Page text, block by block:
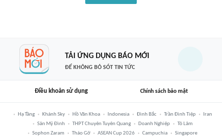
TẢI ỨNG DỤNG BÁO MỚI
ĐỂ KHÔNG BỎ SÓT TIN TỨC
Điều khoản sử dụng Chính sách bảo mật
Hạ Tầng Khánh Sky Hồ Văn Khoa Indonesia Đình Bắc Trần Đình Tiệp
Iran
Sân Mỹ Đình
THPT Chuyên Tuyên Quang Doanh Nghiệp
Tô Lâm
Sophon Zaram
Tháo Gỡ ASEAN Cup 2026 Campuchia
Singapore